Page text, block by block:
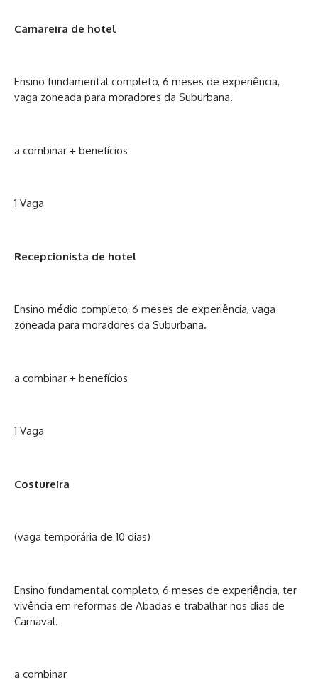
Camareira de hotel
Ensino fundamental completo, 6 meses de experiência,
vaga zoneada para moradores da Suburbana.
a combinar + benefícios
1 Vaga
Recepcionista de hotel
Ensino médio completo, 6 meses de experiência, vaga
zoneada para moradores da Suburbana.
a combinar + benefícios
1 Vaga
Costureira
(vaga temporária de 10 dias)
Ensino fundamental completo, 6 meses de experiência, ter
vivência em reformas de Abadas e trabalhar nos dias de
Carnaval.
a combinar